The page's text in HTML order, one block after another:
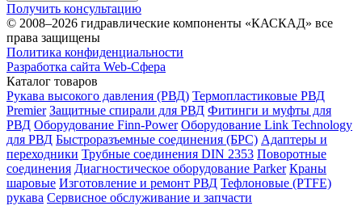
Получить консультацию
© 2008–2026 гидравлические компоненты «КАСКАД» все
права защищены
Политика конфиденциальности
Разработка сайта Web-Сфера
Каталог товаров
Рукава высокого давления (РВД) Термопластиковые РВД
Premier Защитные спирали для РВД Фитинги и муфты для
РВД Оборудование Finn-Power Оборудование Link Technology
для РВД Быстроразъемные соединения (БРС) Адаптеры и
переходники Трубные соединения DIN 2353 Поворотные
соединения Диагностическое оборудование Parker Краны
шаровые Изготовление и ремонт РВД Тефлоновые (PTFE)
рукава Сервисное обслуживание и запчасти